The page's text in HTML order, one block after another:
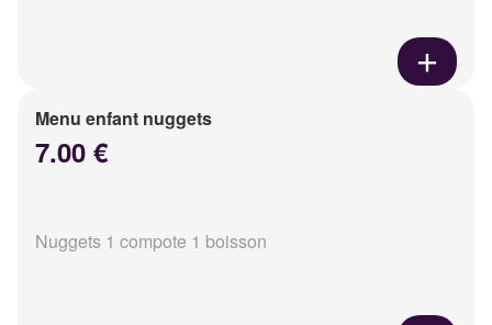
Menu enfant nuggets
7.00 €
Nuggets 1 compote 1 boisson